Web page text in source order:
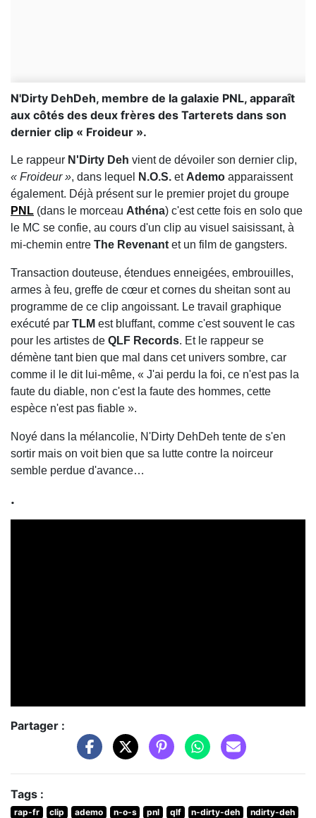
N'Dirty DehDeh, membre de la galaxie PNL, apparaît
aux côtés des deux frères des Tarterets dans son
dernier clip « Froideur ».
Le rappeur N'Dirty Deh vient de dévoiler son dernier clip,
« Froideur », dans lequel N.O.S. et Ademo apparaissent
également. Déjà présent sur le premier projet du groupe
PNL (dans le morceau Athéna) c'est cette fois en solo que
le MC se confie, au cours d'un clip au visuel saisissant, à
mi-chemin entre The Revenant et un film de gangsters.
Transaction douteuse, étendues enneigées, embrouilles,
armes à feu, greffe de cœur et cornes du sheitan sont au
programme de ce clip angoissant. Le travail graphique
exécuté par TLM est bluffant, comme c'est souvent le cas
pour les artistes de QLF Records. Et le rappeur se
démène tant bien que mal dans cet univers sombre, car
comme il le dit lui-même, « J'ai perdu la foi, ce n'est pas la
faute du diable, non c'est la faute des hommes, cette
espèce n'est pas fiable ».
Noyé dans la mélancolie, N'Dirty DehDeh tente de s'en
sortir mais on voit bien que sa lutte contre la noirceur
semble perdue d'avance…
.
Partager :
Tags :
rap-fr clip ademo n-o-s pnl qlf n-dirty-deh ndirty-deh